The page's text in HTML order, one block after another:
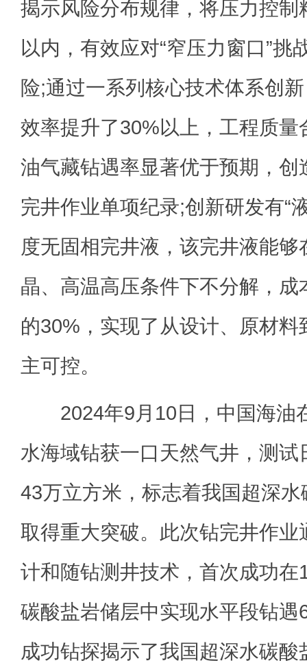
揭示风险分布规律，将压力控制
以内，有效应对“窄压力窗口”挑
险;通过一系列核心技术体系创
效率提升了30%以上，工程质量
油气藏钻遇率显著优于预期，创
完井作业单项纪录;创新研发有“
度无固相完井液，该完井液能
晶、高温高压条件下不分解，
的30%，实现了从设计、原材
主可控。
2024年9月10日，中国海油
水海域钻获一口天然气井，测
43万立方米，标志着我国超深
取得重大突破。此次钻完井作业
计和随钻测井技术，首次成功在
碳酸盐岩储层中实现水平段钻遇
成功钻探揭示了我国超深水碳